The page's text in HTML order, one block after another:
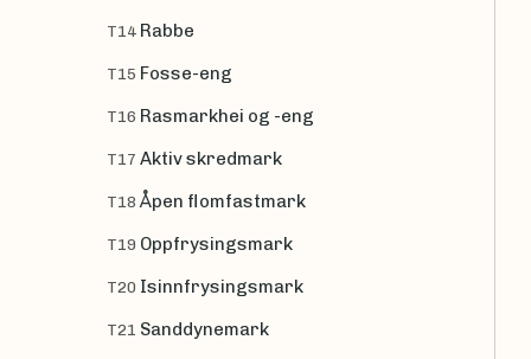
T14 Rabbe
T15 Fosse-eng
T16 Rasmarkhei og -eng
T17 Aktiv skredmark
T18 Åpen flomfastmark
T19 Oppfrysingsmark
T20 Isinnfrysingsmark
T21 Sanddynemark